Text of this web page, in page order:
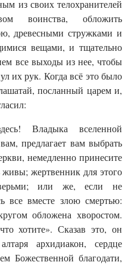
из своих телохранителей
воинства, обложить
древесными стружками и
вещами, и тщательно
все выходы из нее, чтобы
их рук. Когда всё это было
посланный царем и,
Владыка вселенной
предлагает вам выбрать
немедленно принесите
живы; жертвенник для этого
или же, если не
все вместе злою смертью:
обложена хворостом.
хотите». Сказав это, он
архидиакон, сердце
Божественной благодати,